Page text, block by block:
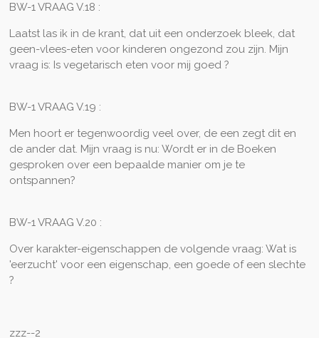
BW-1 VRAAG V.18 :
Laatst las ik in de krant, dat uit een onderzoek bleek, dat
geen-vlees-eten voor kinderen ongezond zou zijn. Mijn
vraag is: Is vegetarisch eten voor mij goed ?
BW-1 VRAAG V.19 :
Men hoort er tegenwoordig veel over, de een zegt dit en
de ander dat. Mijn vraag is nu: Wordt er in de Boeken
gesproken over een bepaalde manier om je te
ontspannen?
BW-1 VRAAG V.20 :
Over karakter-eigenschappen de volgende vraag: Wat is
'eerzucht' voor een eigenschap, een goede of een slechte
?
zzz--2